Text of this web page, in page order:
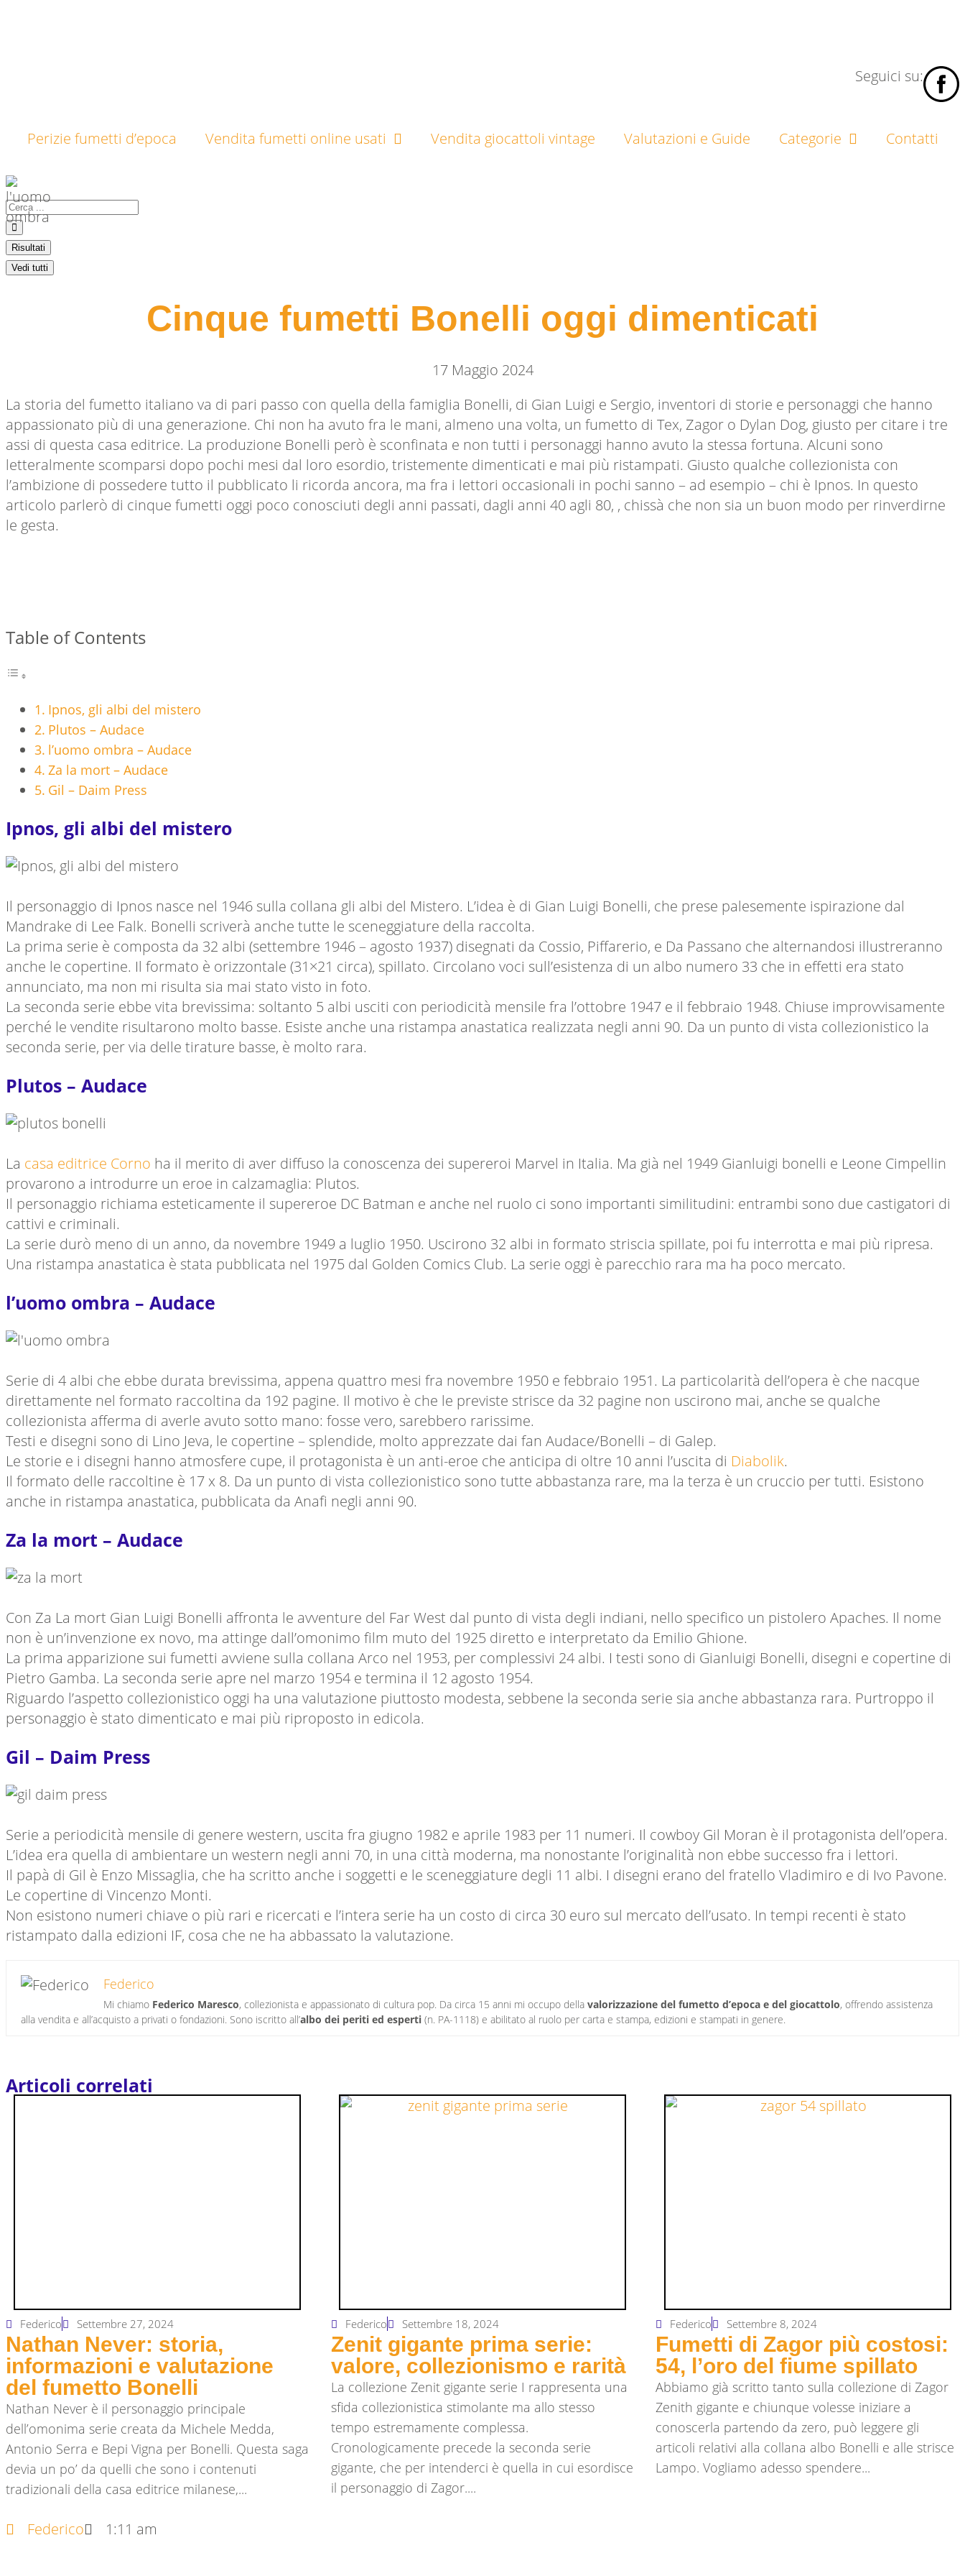
Seguici su:
Perizie fumetti d’epoca Vendita fumetti online usati Vendita giocattoli vintage Valutazioni e Guide Categorie Contatti
Risultati
Vedi tutti
Cinque fumetti Bonelli oggi dimenticati
17 Maggio 2024
La storia del fumetto italiano va di pari passo con quella della famiglia Bonelli, di Gian Luigi e Sergio, inventori di storie e personaggi che hanno
appassionato più di una generazione. Chi non ha avuto fra le mani, almeno una volta, un fumetto di Tex, Zagor o Dylan Dog, giusto per citare i tre
assi di questa casa editrice. La produzione Bonelli però è sconfinata e non tutti i personaggi hanno avuto la stessa fortuna. Alcuni sono
letteralmente scomparsi dopo pochi mesi dal loro esordio, tristemente dimenticati e mai più ristampati. Giusto qualche collezionista con
l’ambizione di possedere tutto il pubblicato li ricorda ancora, ma fra i lettori occasionali in pochi sanno – ad esempio – chi è Ipnos. In questo
articolo parlerò di cinque fumetti oggi poco conosciuti degli anni passati, dagli anni 40 agli 80, , chissà che non sia un buon modo per rinverdirne
le gesta.
Table of Contents
Ipnos, gli albi del mistero
Plutos – Audace
l’uomo ombra – Audace
Za la mort – Audace
Gil – Daim Press
Ipnos, gli albi del mistero
Il personaggio di Ipnos nasce nel 1946 sulla collana gli albi del Mistero. L’idea è di Gian Luigi Bonelli, che prese palesemente ispirazione dal
Mandrake di Lee Falk. Bonelli scriverà anche tutte le sceneggiature della raccolta.
La prima serie è composta da 32 albi (settembre 1946 – agosto 1937) disegnati da Cossio, Piffarerio, e Da Passano che alternandosi illustreranno
anche le copertine. Il formato è orizzontale (31×21 circa), spillato. Circolano voci sull’esistenza di un albo numero 33 che in effetti era stato
annunciato, ma non mi risulta sia mai stato visto in foto.
La seconda serie ebbe vita brevissima: soltanto 5 albi usciti con periodicità mensile fra l’ottobre 1947 e il febbraio 1948. Chiuse improvvisamente
perché le vendite risultarono molto basse. Esiste anche una ristampa anastatica realizzata negli anni 90. Da un punto di vista collezionistico la
seconda serie, per via delle tirature basse, è molto rara.
Plutos – Audace
La casa editrice Corno ha il merito di aver diffuso la conoscenza dei supereroi Marvel in Italia. Ma già nel 1949 Gianluigi bonelli e Leone Cimpellin
provarono a introdurre un eroe in calzamaglia: Plutos.
Il personaggio richiama esteticamente il supereroe DC Batman e anche nel ruolo ci sono importanti similitudini: entrambi sono due castigatori di
cattivi e criminali.
La serie durò meno di un anno, da novembre 1949 a luglio 1950. Uscirono 32 albi in formato striscia spillate, poi fu interrotta e mai più ripresa.
Una ristampa anastatica è stata pubblicata nel 1975 dal Golden Comics Club. La serie oggi è parecchio rara ma ha poco mercato.
l’uomo ombra – Audace
Serie di 4 albi che ebbe durata brevissima, appena quattro mesi fra novembre 1950 e febbraio 1951. La particolarità dell’opera è che nacque
direttamente nel formato raccoltina da 192 pagine. Il motivo è che le previste strisce da 32 pagine non uscirono mai, anche se qualche
collezionista afferma di averle avuto sotto mano: fosse vero, sarebbero rarissime.
Testi e disegni sono di Lino Jeva, le copertine – splendide, molto apprezzate dai fan Audace/Bonelli – di Galep.
Le storie e i disegni hanno atmosfere cupe, il protagonista è un anti-eroe che anticipa di oltre 10 anni l’uscita di Diabolik.
Il formato delle raccoltine è 17 x 8. Da un punto di vista collezionistico sono tutte abbastanza rare, ma la terza è un cruccio per tutti. Esistono
anche in ristampa anastatica, pubblicata da Anafi negli anni 90.
Za la mort – Audace
Con Za La mort Gian Luigi Bonelli affronta le avventure del Far West dal punto di vista degli indiani, nello specifico un pistolero Apaches. Il nome
non è un’invenzione ex novo, ma attinge dall’omonimo film muto del 1925 diretto e interpretato da Emilio Ghione.
La prima apparizione sui fumetti avviene sulla collana Arco nel 1953, per complessivi 24 albi. I testi sono di Gianluigi Bonelli, disegni e copertine di
Pietro Gamba. La seconda serie apre nel marzo 1954 e termina il 12 agosto 1954.
Riguardo l’aspetto collezionistico oggi ha una valutazione piuttosto modesta, sebbene la seconda serie sia anche abbastanza rara. Purtroppo il
personaggio è stato dimenticato e mai più riproposto in edicola.
Gil – Daim Press
Serie a periodicità mensile di genere western, uscita fra giugno 1982 e aprile 1983 per 11 numeri. Il cowboy Gil Moran è il protagonista dell’opera.
L’idea era quella di ambientare un western negli anni 70, in una città moderna, ma nonostante l’originalità non ebbe successo fra i lettori.
Il papà di Gil è Enzo Missaglia, che ha scritto anche i soggetti e le sceneggiature degli 11 albi. I disegni erano del fratello Vladimiro e di Ivo Pavone.
Le copertine di Vincenzo Monti.
Non esistono numeri chiave o più rari e ricercati e l’intera serie ha un costo di circa 30 euro sul mercato dell’usato. In tempi recenti è stato
ristampato dalla edizioni IF, cosa che ne ha abbassato la valutazione.
Federico
Mi chiamo Federico Maresco, collezionista e appassionato di cultura pop. Da circa 15 anni mi occupo della valorizzazione del fumetto d’epoca e del giocattolo, offrendo assistenza
alla vendita e all’acquisto a privati o fondazioni. Sono iscritto all’albo dei periti ed esperti (n. PA-1118) e abilitato al ruolo per carta e stampa, edizioni e stampati in genere.
Articoli correlati
Federico Settembre 27, 2024
Nathan Never: storia,
informazioni e valutazione
del fumetto Bonelli
Nathan Never è il personaggio principale
dell’omonima serie creata da Michele Medda,
Antonio Serra e Bepi Vigna per Bonelli. Questa saga
devia un po’ da quelli che sono i contenuti
tradizionali della casa editrice milanese,...
Federico Settembre 18, 2024
Zenit gigante prima serie:
valore, collezionismo e rarità
La collezione Zenit gigante serie I rappresenta una
sfida collezionistica stimolante ma allo stesso
tempo estremamente complessa.
Cronologicamente precede la seconda serie
gigante, che per intenderci è quella in cui esordisce
il personaggio di Zagor....
Federico Settembre 8, 2024
Fumetti di Zagor più costosi:
54, l’oro del fiume spillato
Abbiamo già scritto tanto sulla collezione di Zagor
Zenith gigante e chiunque volesse iniziare a
conoscerla partendo da zero, può leggere gli
articoli relativi alla collana albo Bonelli e alle strisce
Lampo. Vogliamo adesso spendere...
Federico 1:11 am